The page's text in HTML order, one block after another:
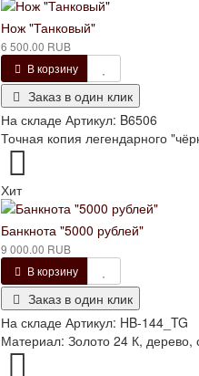
Нож "Танковый"
6 500.00 RUB
В корзину
Заказ в один клик
На складе Артикул: B6506
Точная копия легендарного
Хит
Банкнота "5000 рублей"
9 000.00 RUB
В корзину
Заказ в один клик
На складе Артикул: HB-144_TG
Материал: Золото 24 К, дерево,